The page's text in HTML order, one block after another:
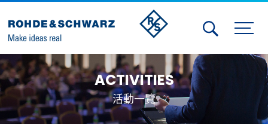
Activities
Contact Us
Member
ACTIVITIES
活動一覽